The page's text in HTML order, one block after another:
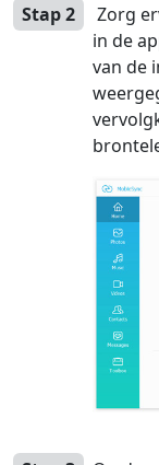
Stap 2
Zorg
in de
van de
日本
Deutsche
Norsk
Dansk